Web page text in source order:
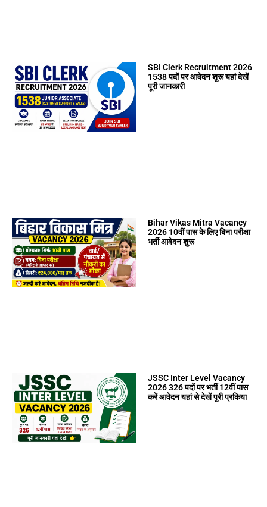
SBI Clerk Recruitment 2026
1538 पदों पर आवेदन शुरू यहां देखें
पूरी जानकारी
Bihar Vikas Mitra Vacancy
2026 10वीं पास के लिए बिना परीक्षा
भर्ती आवेदन शुरू
JSSC Inter Level Vacancy
2026 326 पदों पर भर्ती 12वीं पास
करें आवेदन यहां से देखें पुरी प्रकिया